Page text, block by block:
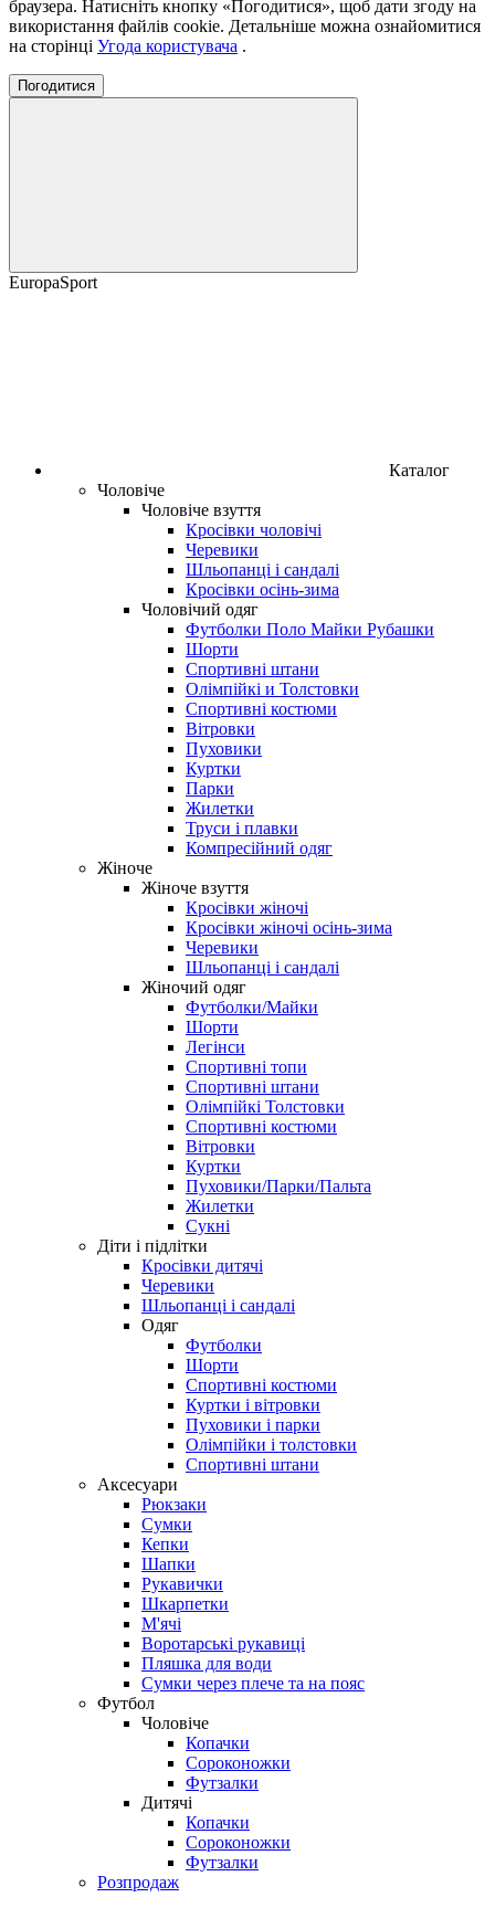
браузера. Натисніть кнопку «Погодитися», щоб дати згоду на
використання файлів cookie. Детальніше можна ознайомитися
на сторінці Угода користувача .
Погодитися
EuropaSport
Каталог
Чоловіче
Чоловіче взуття
Кросівки чоловічі
Черевики
Шльопанці і сандалі
Кросівки осінь-зима
Чоловічий одяг
Футболки Поло Майки Рубашки
Шорти
Спортивні штани
Олімпійкі и Толстовки
Спортивні костюми
Вітровки
Пуховики
Куртки
Парки
Жилетки
Труси і плавки
Компресійний одяг
Жіноче
Жіноче взуття
Кросівки жіночі
Кросівки жіночі осінь-зима
Черевики
Шльопанці і сандалі
Жіночий одяг
Футболки/Майки
Шорти
Легінси
Спортивні топи
Спортивні штани
Олімпійкі Толстовки
Спортивні костюми
Вітровки
Куртки
Пуховики/Парки/Пальта
Жилетки
Сукні
Діти і підлітки
Кросівки дитячі
Черевики
Шльопанці і сандалі
Одяг
Футболки
Шорти
Спортивні костюми
Куртки і вітровки
Пуховики і парки
Олімпійки і толстовки
Спортивні штани
Аксесуари
Рюкзаки
Сумки
Кепки
Шапки
Рукавички
Шкарпетки
М'ячі
Воротарські рукавиці
Пляшка для води
Сумки через плече та на пояс
Футбол
Чоловіче
Копачки
Сороконожки
Футзалки
Дитячі
Копачки
Сороконожки
Футзалки
Розпродаж